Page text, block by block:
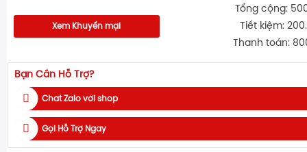
Xem Khuyến mại
Tổng cộng:
Tiết kiệm:
Thanh toán:
Bạn Cần Hỗ Trợ?
Chat Zalo với shop
Gọi Hỗ Trợ Ngay